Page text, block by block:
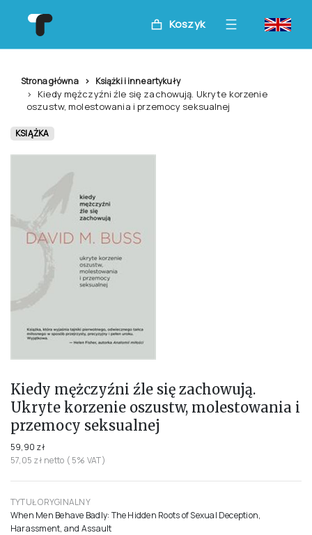
Koszyk
Strona główna Książki i inne artykuły
Kiedy mężczyźni źle się zachowują. Ukryte korzenie
oszustw, molestowania i przemocy seksualnej
KSIĄŻKA
Kiedy mężczyźni źle się zachowują.
Ukryte korzenie oszustw, molestowania i
przemocy seksualnej
59,90 zł
57,05 zł netto ( 5% VAT)
TYTUŁ ORYGINALNY
When Men Behave Badly: The Hidden Roots of Sexual Deception,
Harassment, and Assault